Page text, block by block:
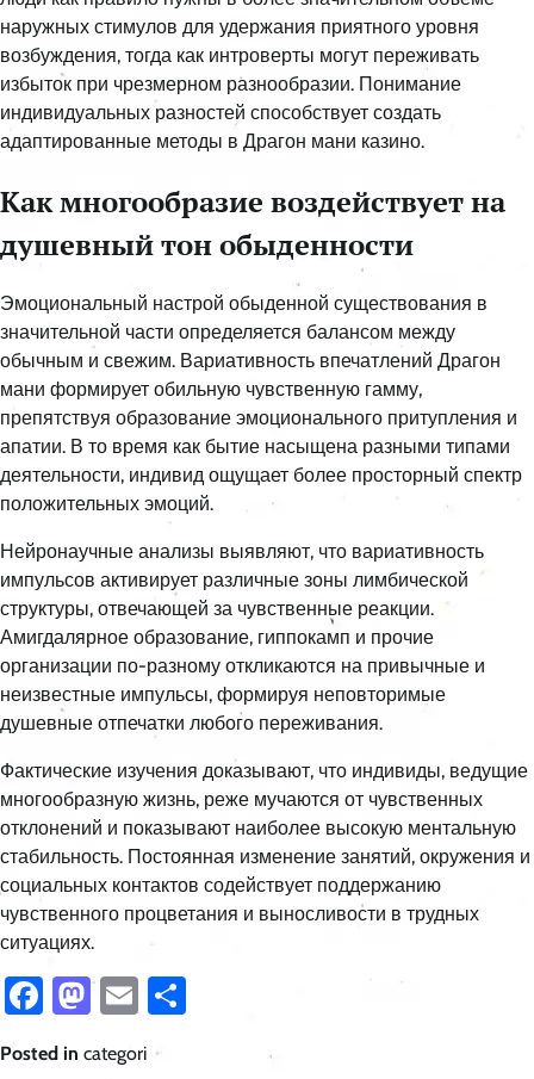
наружных стимулов для удержания приятного уровня
возбуждения, тогда как интроверты могут переживать
избыток при чрезмерном разнообразии. Понимание
индивидуальных разностей способствует создать
адаптированные методы в Драгон мани казино.
Как многообразие воздействует на
душевный тон обыденности
Эмоциональный настрой обыденной существования в
значительной части определяется балансом между
обычным и свежим. Вариативность впечатлений Драгон
мани формирует обильную чувственную гамму,
препятствуя образование эмоционального притупления и
апатии. В то время как бытие насыщена разными типами
деятельности, индивид ощущает более просторный спектр
положительных эмоций.
Нейронаучные анализы выявляют, что вариативность
импульсов активирует различные зоны лимбической
структуры, отвечающей за чувственные реакции.
Амигдалярное образование, гиппокамп и прочие
организации по-разному откликаются на привычные и
неизвестные импульсы, формируя неповторимые
душевные отпечатки любого переживания.
Фактические изучения доказывают, что индивиды, ведущие
многообразную жизнь, реже мучаются от чувственных
отклонений и показывают наиболее высокую ментальную
стабильность. Постоянная изменение занятий, окружения и
социальных контактов содействует поддержанию
чувственного процветания и выносливости в трудных
ситуациях.
Facebook
Mastodon
Email
Posted in categori